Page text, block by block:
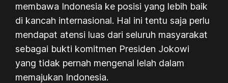
membawa Indonesia ke posisi yang lebih baik
di kancah internasional. Hal ini tentu saja perlu
mendapat atensi luas dari seluruh masyarakat
sebagai bukti komitmen Presiden Jokowi
yang tidak pernah mengenal lelah dalam
memajukan Indonesia.